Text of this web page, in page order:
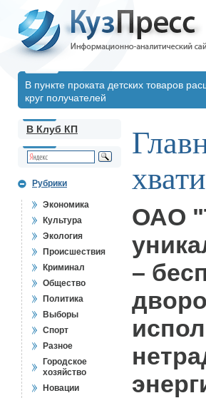
В пункте проката детских товаров
круг получателей
В Клуб КП
Рубрики
Экономика
Культура
Экология
Происшествия
Криминал
Общество
Политика
Выборы
Спорт
Разное
Городское
хозяйство
Новации
ОАО
–